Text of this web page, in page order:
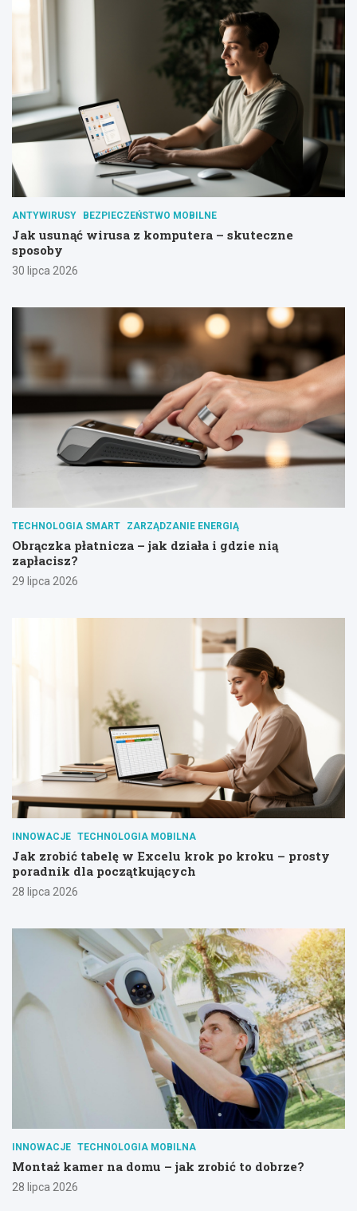
ANTYWIRUSY BEZPIECZEŃSTWO MOBILNE
Jak usunąć wirusa z komputera – skuteczne
sposoby
30 lipca 2026
TECHNOLOGIA SMART ZARZĄDZANIE ENERGIĄ
Obrączka płatnicza – jak działa i gdzie nią
zapłacisz?
29 lipca 2026
INNOWACJE TECHNOLOGIA MOBILNA
Jak zrobić tabelę w Excelu krok po kroku – prosty
poradnik dla początkujących
28 lipca 2026
INNOWACJE TECHNOLOGIA MOBILNA
Montaż kamer na domu – jak zrobić to dobrze?
28 lipca 2026